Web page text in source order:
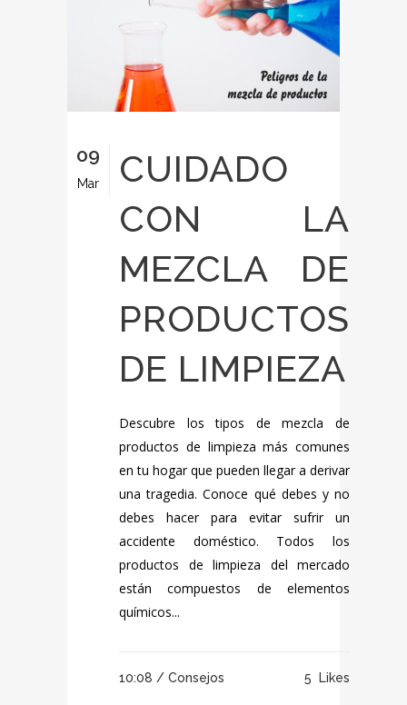
09
Mar
CUIDADO
CON LA
MEZCLA DE
PRODUCTOS
DE LIMPIEZA
Descubre los tipos de mezcla de
productos de limpieza más comunes
en tu hogar que pueden llegar a derivar
una tragedia. Conoce qué debes y no
debes hacer para evitar sufrir un
accidente doméstico. Todos los
productos de limpieza del mercado
están compuestos de elementos
químicos...
10:08 / Consejos 5 Likes